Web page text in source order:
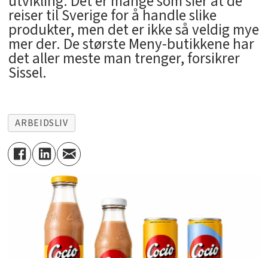
reiser til Sverige for å handle slike
produkter, men det er ikke så veldig mye
mer der. De største Meny-butikkene har
det aller meste man trenger, forsikrer
Sissel.
ARBEIDSLIV